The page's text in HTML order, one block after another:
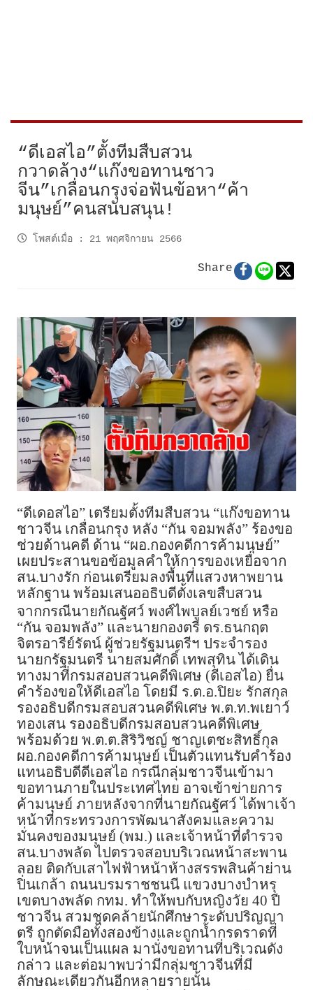
“ดีเอสไอ”ตั้งทีมสืบสวน
กวาดล้าง“แก๊งขอทานชาว
จีน”เกลื่อนกรุงจ่อฟันข้อหา“ค้า
มนุษย์”คนสนับสนุน!
โพสต์เมื่อ : 21 พฤศจิกายน 2566
Share
“ดีเดอสไอ” เตรียมตั้งทีมสืบสวน “แก๊งขอทาน
ชาวจีน เกลื่อนกรุง หลัง “กัน จอมพลัง” ร้องขอ
ช่วยด้านคดี ด้าน “ผอ.กองคดีการค้ามนุษย์”
เผยประสานขอข้อมูลคำให้การของเหยื่อจาก
สน.บางรัก ก่อนเตรียมลงพื้นที่แสวงหาพยาน
หลักฐาน พร้อมเสนออธิบดีตั้งเลขสืบสวน
จากกรณีนายกัณฐัศว์ พงศ์ไพบูลย์เวชย์ หรือ
“กัน จอมพลัง” และนายกองตรี ดร.ธนกฤต
จิตรอารีย์รัตน์ ผู้ช่วยรัฐมนตรีฯ ประจำรอง
นายกรัฐมนตรี นายสมศักดิ์ เทพสุทิน ได้เดิน
ทางมาที่กรมสอบสวนคดีพิเศษ (ดีเอสไอ) ยื่น
คำร้องขอให้ดีเอสไอ โดยมี ร.ต.อ.ปิยะ รักสกุล
รองอธิบดีกรมสอบสวนคดีพิเศษ พ.ต.ท.พเยาว์
ทองเสน รองอธิบดีกรมสอบสวนคดีพิเศษ
พร้อมด้วย พ.ต.ต.สิริวิชญ์ ชาญเตชะสิทธิ์กุล
ผอ.กองคดีการค้ามนุษย์ เป็นตัวแทนรับคำร้อง
แทนอธิบดีดีเอสไอ กรณีกลุ่มชาวจีนเข้ามา
ขอทานภายในประเทศไทย อาจเข้าข่ายการ
ค้ามนุษย์ ภายหลังจากที่นายกัณฐัศว์ ได้พาเจ้า
หน้าที่กระทรวงการพัฒนาสังคมและความ
มั่นคงของมนุษย์ (พม.) และเจ้าหน้าที่ตำรวจ
สน.บางพลัด ไปตรวจสอบบริเวณหน้าสะพาน
ลอย ติดกับเสาไฟฟ้าหน้าห้างสรรพสินค้าย่าน
ปิ่นเกล้า ถนนบรมราชชนนี แขวงบางบำหรุ
เขตบางพลัด กทม. ทำให้พบกับหญิงวัย 40 ปี
ชาวจีน สวมชุดคล้ายนักศึกษาระดับปริญญา
ตรี ถูกตัดมือทั้งสองข้างและถูกน้ำกรดราดที่
ใบหน้าจนเป็นแผล มานั่งขอทานที่บริเวณดัง
กล่าว และต่อมาพบว่ามีกลุ่มชาวจีนที่มี
ลักษณะเดียวกันอีกหลายรายนั้น